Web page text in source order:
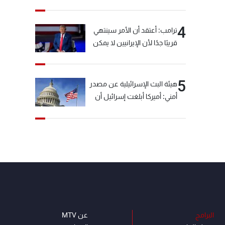
4ترامب: أعتقد أن الأمر سينتهي
قريبًا جدًا لأن الإيرانيين لا يمكن
5هيئة البث الإسرائيلية عن مصدر
أمني: أميركا أبلغت إسرائيل أن
البرامج
عن MTV